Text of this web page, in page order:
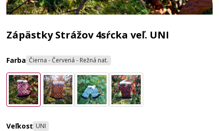
Zápästky Strážov 4sŕcka veľ. UNI
Farba Čierna - Červená - Režná nat.
Veľkosť UNI